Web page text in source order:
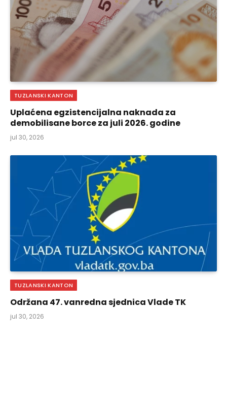
TUZLANSKI KANTON
Uplaćena egzistencijalna naknada za
demobilisane borce za juli 2026. godine
jul 30, 2026
TUZLANSKI KANTON
Održana 47. vanredna sjednica Vlade TK
jul 30, 2026